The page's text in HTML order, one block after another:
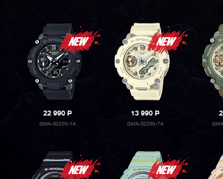
22 990P
GMA-S2200-1A
13 990P
GMA-S2200-7A